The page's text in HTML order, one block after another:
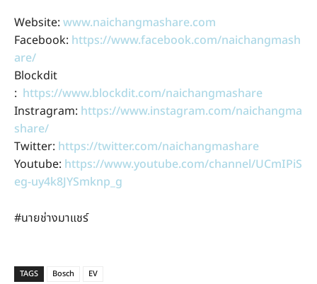
Website: www.naichangmashare.com
Facebook: https://www.facebook.com/naichangmash
are/
Blockdit
: https://www.blockdit.com/naichangmashare
Instragram: https://www.instagram.com/naichangma
share/
Twitter: https://twitter.com/naichangmashare
Youtube: https://www.youtube.com/channel/UCmIPiS
eg-uy4k8JYSmknp_g
#นายช่างมาแชร์
TAGS Bosch EV